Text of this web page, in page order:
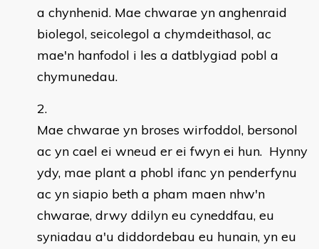
a chynhenid. Mae chwarae yn anghenraid
biolegol, seicolegol a chymdeithasol, ac
mae'n hanfodol i les a datblygiad pobl a
chymunedau.
Mae chwarae yn broses wirfoddol, bersonol
ac yn cael ei wneud er ei fwyn ei hun. Hynny
ydy, mae plant a phobl ifanc yn penderfynu
ac yn siapio beth a pham maen nhw'n
chwarae, drwy ddilyn eu cyneddfau, eu
syniadau a'u diddordebau eu hunain, yn eu